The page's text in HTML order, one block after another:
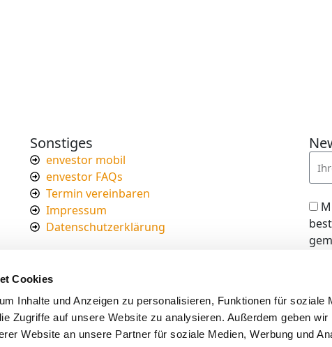
Cookies
Inhalte und Anzeigen zu personalisieren, Funktionen für soziale
Zugriffe auf unsere Website zu analysieren. Außerdem geben wir
Website an unsere Partner für soziale Medien, Werbung und
Sonstiges
envestor mobil
envestor FAQs
Termin vereinbaren
Impressum
Datenschutzerklärung